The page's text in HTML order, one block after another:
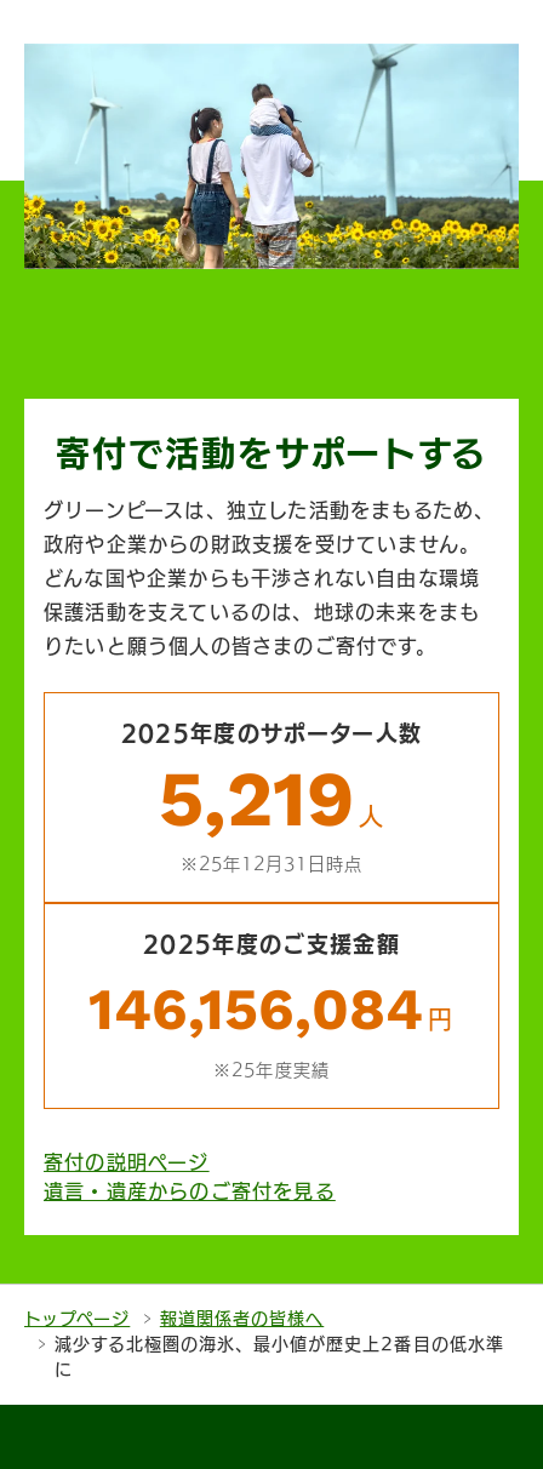
寄付で活動をサポートする
グリーンピースは、独立した活動をまもるため、
政府や企業からの財政支援を受けていません。
どんな国や企業からも干渉されない自由な環境
保護活動を支えているのは、地球の未来をまも
りたいと願う個人の皆さまのご寄付です。
2025年度のサポーター人数
5,219 人
※25年12月31日時点
2025年度のご支援金額
146,156,084 円
※25年度実績
寄付の説明ページ
遺言・遺産からのご寄付を見る
トップページ
報道関係者の皆様へ
減少する北極圏の海氷、最小値が歴史上2番目の低水準
に